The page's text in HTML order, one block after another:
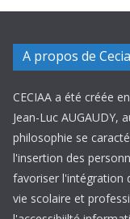
A propos de
CECIAA a été créée
Jean-Luc AUGAUDY,
philosophie se
l'insertion des
favoriser l'intégration
vie scolaire et